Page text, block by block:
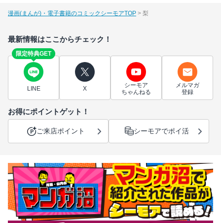
漫画(まんが)・電子書籍のコミックシーモアTOP 梨
最新情報はここからチェック！
限定特典GET
LINE X
シーモア
ちゃんねる
メルマガ
登録
お得にポイントゲット！
ご来店ポイント シーモアでポイ活